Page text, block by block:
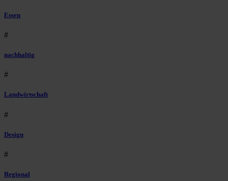
Essen
#
nachhaltig
#
Landwirtschaft
#
Design
#
Regional